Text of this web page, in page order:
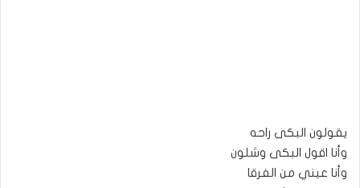
يقولون البكى راحه
وأنا اقول البكى وشلون
وأنا عيني من الفرقا